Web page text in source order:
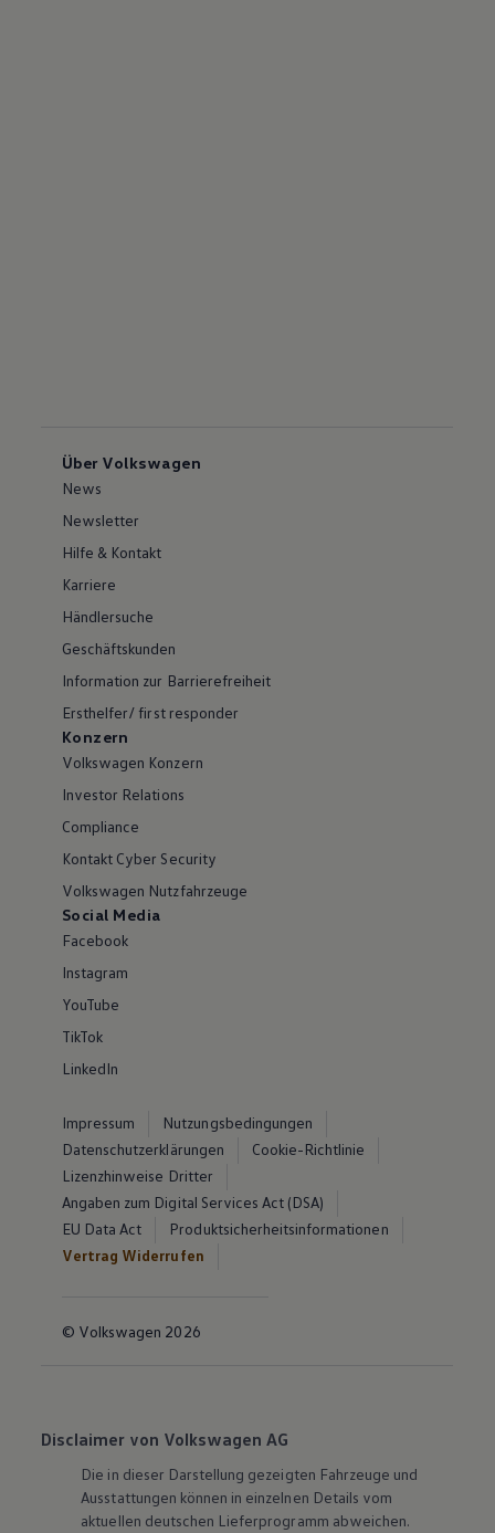
Über Volkswagen
News
Newsletter
Hilfe & Kontakt
Karriere
Händlersuche
Geschäftskunden
Information zur Barrierefreiheit
Ersthelfer/ first responder
Konzern
Volkswagen Konzern
Investor Relations
Compliance
Kontakt Cyber Security
Volkswagen Nutzfahrzeuge
Social Media
Facebook
Instagram
YouTube
TikTok
LinkedIn
Impressum
Nutzungsbedingungen
Datenschutzerklärungen
Cookie-Richtlinie
Lizenzhinweise Dritter
Angaben zum Digital Services Act (DSA)
EU Data Act
Produktsicherheitsinformationen
Vertrag Widerrufen
© Volkswagen 2026
Disclaimer von Volkswagen AG
Die in dieser Darstellung gezeigten Fahrzeuge und
Ausstattungen können in einzelnen Details vom
aktuellen deutschen Lieferprogramm abweichen.